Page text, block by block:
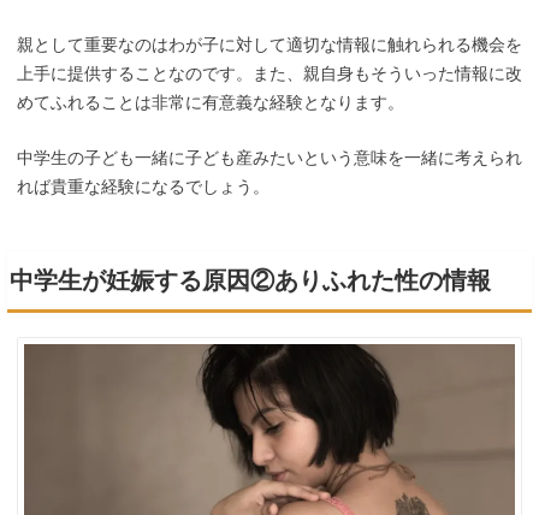
親として重要なのはわが子に対して適切な情報に触れられる機会を
上手に提供することなのです。また、親自身もそういった情報に改
めてふれることは非常に有意義な経験となります。
中学生の子ども一緒に子ども産みたいという意味を一緒に考えられ
れば貴重な経験になるでしょう。
中学生が妊娠する原因②ありふれた性の情報